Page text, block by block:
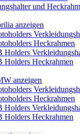
und
anzeigen
Heckrahmen
Holders
Holders Heckrahmen
anzeigen
Heckrahmen
Holders
Holders Heckrahmen